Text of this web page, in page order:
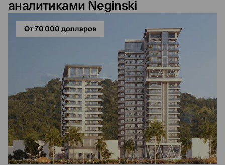
аналитиками Neginski
От 70 000 долларов